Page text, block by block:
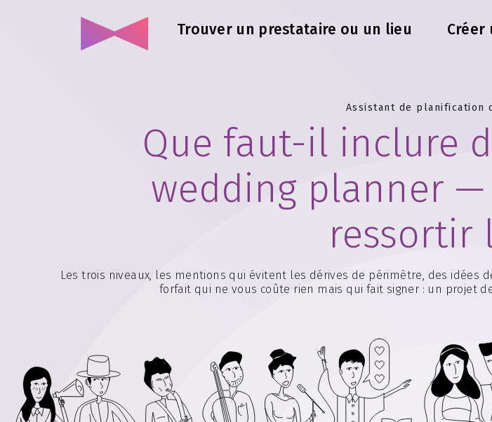
Trouver un prestataire ou un lieu Créer
Assistant de planification
Que faut-il inclure
wedding planner
ressortir
Les trois niveaux, les mentions qui évitent les dérives de périmètre, des
forfait qui ne vous coûte rien mais qui fait signer : un projet